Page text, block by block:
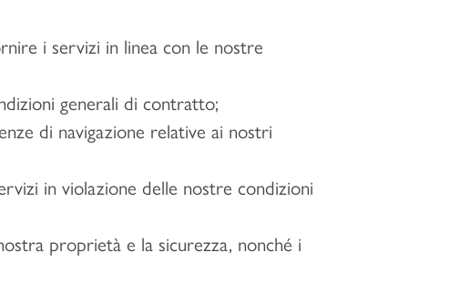
i servizi in linea con le nostre
generali di contratto;
di navigazione relative ai nostri
in violazione delle nostre condizioni
proprietà e la sicurezza, nonché i